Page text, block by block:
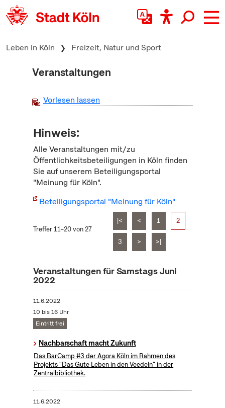
zum Inhalt springen
Leben in Köln Freizeit, Natur und Sport
Veranstaltungen
Vorlesen lassen
Hinweis:
Alle Veranstaltungen mit/zu
Öffentlichkeitsbeteiligungen in Köln finden
Sie auf unserem Beteiligungsportal
"Meinung für Köln".
Beteiligungsportal "Meinung für Köln"
Treffer 11–20 von 27
|< < 1 2
3 > >|
Veranstaltungen für Samstags Juni
2022
11.6.2022
10 bis 16 Uhr
Eintritt frei
Nachbarschaft macht Zukunft
Das BarCamp #3 der Agora Köln im Rahmen des
Projekts "Das Gute Leben in den Veedeln" in der
Zentralbibliothek.
11.6.2022